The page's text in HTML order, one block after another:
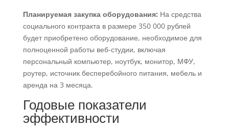
Планируемая закупка оборудования: На средства
социального контракта в размере 350 000 рублей
будет приобретено оборудование, необходимое для
полноценной работы веб-студии, включая
персональный компьютер, ноутбук, монитор, МФУ,
роутер, источник бесперебойного питания, мебель и
аренда на 3 месяца.
Годовые показатели
эффективности